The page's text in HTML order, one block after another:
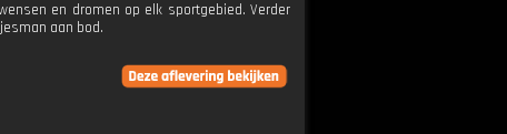
en dromen op elk sportgebied. Verder
aan bod.